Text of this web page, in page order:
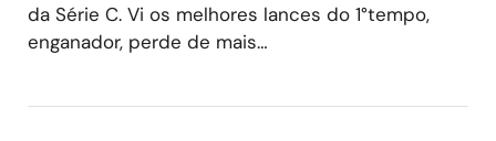
da Série C. Vi os melhores lances do 1°tempo,
enganador, perde de mais…